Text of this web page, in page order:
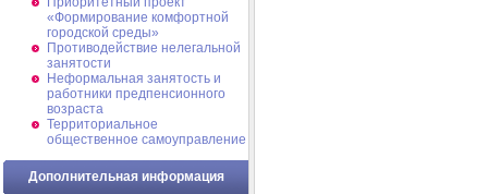
«Формирование комфортной
городской среды»
Противодействие нелегальной
занятости
Неформальная занятость и
работники предпенсионного
возраста
Территориальное
общественное самоуправление
Дополнительная информация